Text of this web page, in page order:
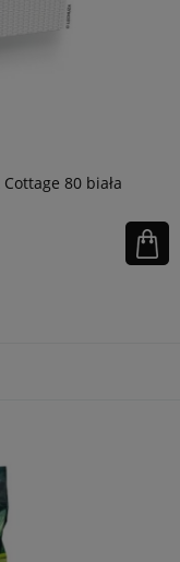
80 biała